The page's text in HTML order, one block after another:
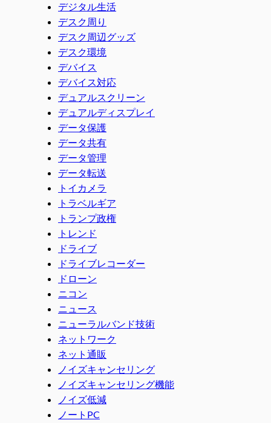
デジタル生活
デスク周り
デスク周辺グッズ
デスク環境
デバイス
デバイス対応
デュアルスクリーン
デュアルディスプレイ
データ保護
データ共有
データ管理
データ転送
トイカメラ
トラベルギア
トランプ政権
トレンド
ドライブ
ドライブレコーダー
ドローン
ニコン
ニュース
ニューラルバンド技術
ネットワーク
ネット通販
ノイズキャンセリング
ノイズキャンセリング機能
ノイズ低減
ノートPC